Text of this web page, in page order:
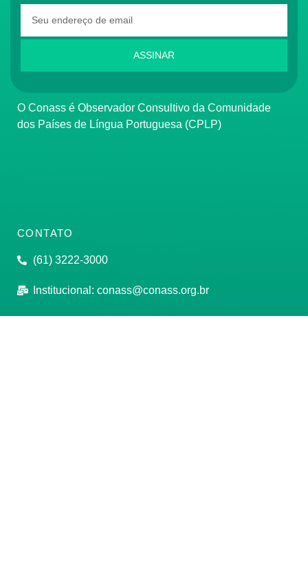
ASSINAR
O Conass é Observador Consultivo da Comunidade
dos Países de Língua Portuguesa (CPLP)
CONTATO
(61) 3222-3000
Institucional: conass@conass.org.br